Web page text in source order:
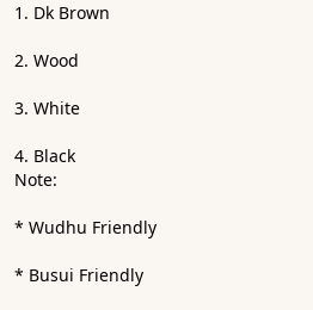
1. Dk Brown
2. Wood
3. White
4. Black
Note:
* ⁠Wudhu Friendly
* ⁠Busui Friendly